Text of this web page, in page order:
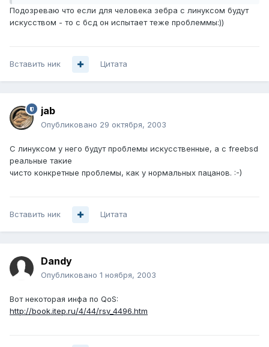
Подозреваю что если для человека зебра с линуксом будут
искусством - то с бсд он испытает теже проблеммы:))
Вставить ник Цитата
jab
Опубликовано 29 октября, 2003
С линуксом у него будут проблемы искусственные, а с freebsd
реальные такие
чисто конкретные проблемы, как у нормальных пацанов. :-)
Вставить ник Цитата
Dandy
Опубликовано 1 ноября, 2003
Вот некоторая инфа по QoS:
http://book.itep.ru/4/44/rsv_4496.htm